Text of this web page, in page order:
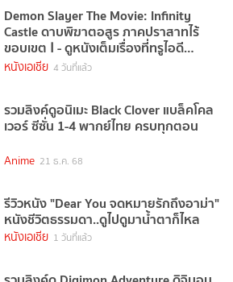
Demon Slayer The Movie: Infinity
Castle ดาบพิฆาตอสูร ภาคปราสาทไร้
ขอบเขต Ⅰ - ดูหนังเต็มเรื่องที่ทรูไอดี
(Movie of the Day)
หนังเอเชีย 4 วันที่แล้ว
รวมลิงค์ดูอนิเมะ Black Clover แบล็คโคล
เวอร์ ซีซั่น 1-4 พากย์ไทย ครบทุกตอน
Anime 21 ธ.ค. 68
รีวิวหนัง "Dear You จดหมายรักถึงอาม่า"
หนังชีวิตธรรมดา..ดูไปดูมาน้ำตาก็ไหล
หนังเอเชีย 1 วันที่แล้ว